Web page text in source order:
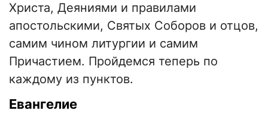
Христа, Деяниями и правилами
апостольскими, Святых Соборов и отцов,
самим чином литургии и самим
Причастием. Пройдемся теперь по
каждому из пунктов.
Евангелие